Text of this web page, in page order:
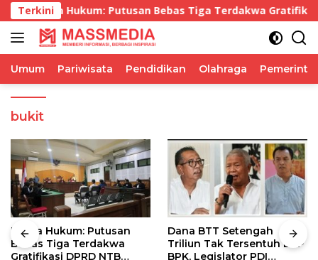
Langsung
ke
konten
Terkini
Kuasa Hukum: Putusan Bebas Tiga Terdakwa Gratifikasi
Umum Pariwisata Pendidikan Olahraga
bukit
Kuasa Hukum: Putusan
Bebas Tiga Terdakwa
Gratifikasi DPRD NTB
Dana BTT Setengah
Triliun Tak Tersentuh LHP
BPK, Legislator PDI